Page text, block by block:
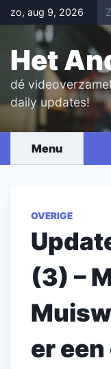
Skip
to
content
zo, aug 9, 2026
Het
dé
daily updates!
Menu
OVERIGE
(3) –
er